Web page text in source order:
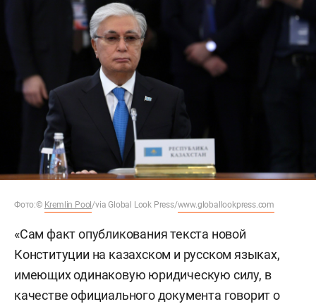
Фото:© Kremlin Pool/via Global Look Press/www.globallookpress.com
«Сам факт опубликования текста новой
Конституции на казахском и русском языках,
имеющих одинаковую юридическую силу, в
качестве официального документа говорит о